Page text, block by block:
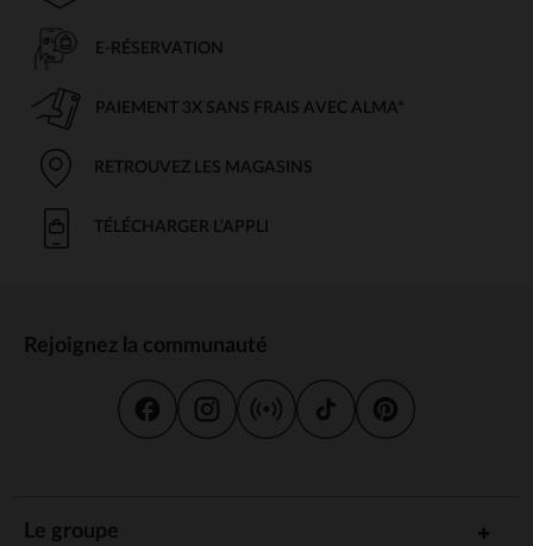
E-RÉSERVATION
PAIEMENT 3X SANS FRAIS AVEC ALMA*
RETROUVEZ LES MAGASINS
TÉLÉCHARGER L'APPLI
Rejoignez la communauté
Le groupe